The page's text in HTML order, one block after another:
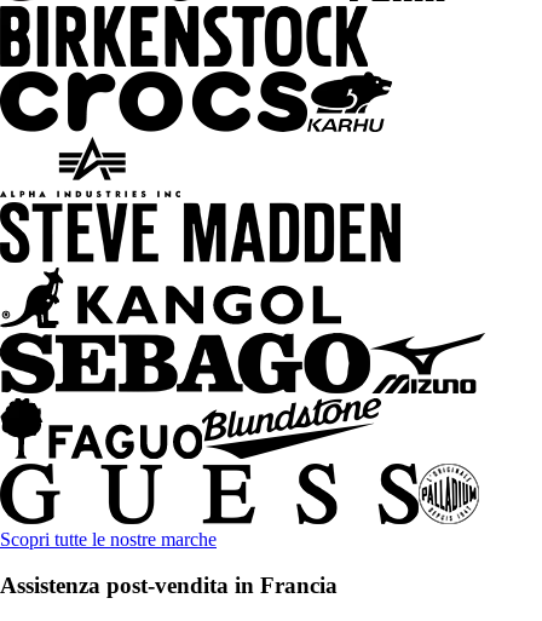
Scopri tutte le nostre marche
Assistenza post-vendita in Francia